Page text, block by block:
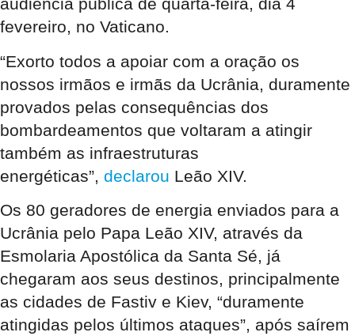
audiência pública de quarta-feira, dia 4
fevereiro, no Vaticano.
“Exorto todos a apoiar com a oração os
nossos irmãos e irmãs da Ucrânia, duramente
provados pelas consequências dos
bombardeamentos que voltaram a atingir
também as infraestruturas
energéticas”, declarou Leão XIV.
Os 80 geradores de energia enviados para a
Ucrânia pelo Papa Leão XIV, através da
Esmolaria Apostólica da Santa Sé, já
chegaram aos seus destinos, principalmente
as cidades de Fastiv e Kiev, “duramente
atingidas pelos últimos ataques”, após saírem